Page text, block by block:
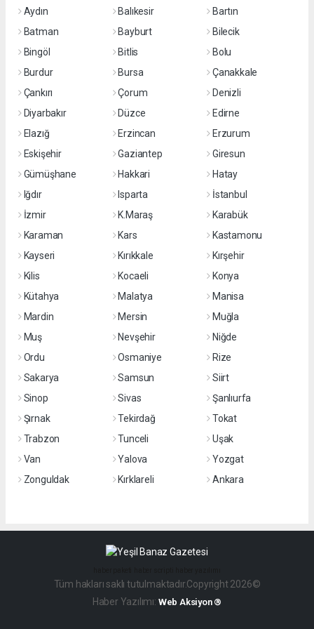
Aydın
Balıkesir
Bartın
Batman
Bayburt
Bilecik
Bingöl
Bitlis
Bolu
Burdur
Bursa
Çanakkale
Çankırı
Çorum
Denizli
Diyarbakır
Düzce
Edirne
Elazığ
Erzincan
Erzurum
Eskişehir
Gaziantep
Giresun
Gümüşhane
Hakkari
Hatay
Iğdır
Isparta
İstanbul
İzmir
K.Maraş
Karabük
Karaman
Kars
Kastamonu
Kayseri
Kırıkkale
Kırşehir
Kilis
Kocaeli
Konya
Kütahya
Malatya
Manisa
Mardin
Mersin
Muğla
Muş
Nevşehir
Niğde
Ordu
Osmaniye
Rize
Sakarya
Samsun
Siirt
Sinop
Sivas
Şanlıurfa
Şırnak
Tekirdağ
Tokat
Trabzon
Tunceli
Uşak
Van
Yalova
Yozgat
Zonguldak
Kırklareli Ankara
Tüm hakları saklı tutulmaktadır.Copyright 2026©
Haber Yazılımı: Web Aksiyon ®